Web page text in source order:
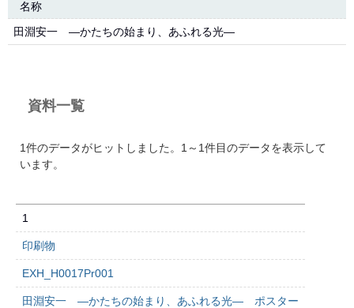
名称
田淵安一 ―かたちの始まり、あふれる光―
資料一覧
1件のデータがヒットしました。1～1件目のデータを表示して
います。
1
印刷物
EXH_H0017Pr001
田淵安一 ―かたちの始まり、あふれる光― ポスター